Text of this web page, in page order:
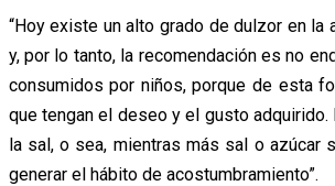
“Hoy existe un alto grado de dulzor en la
y, por lo tanto, la recomendación es no
consumidos por niños, porque de esta
que tengan el deseo y el gusto
la sal, o sea, mientras más sal o azúcar
generar el hábito de acostumbramiento”.